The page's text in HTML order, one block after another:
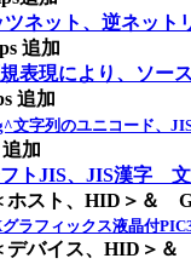
ツネット、逆ネッ
追加
表現により、ソー
追加
文字列のユニコード、
加
トJIS、JIS漢字
スト、HID＞＆
グラフィックス液晶付
バイス、HID＞